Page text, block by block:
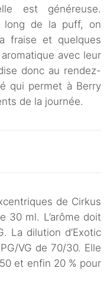
est généreuse.
long de la puff, on
fraise et quelques
avec leur
donc au rendez-
qui permet à Berry
de la journée.
de Cirkus
30 ml. L’arôme doit
La dilution d’Exotic
VG de 70/30. Elle
et enfin 20 % pour